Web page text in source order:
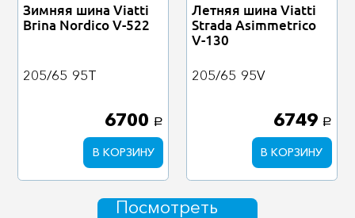
Зимняя шина Viatti
Brina Nordico V-522
205/65 95T
6700 a
В КОРЗИНУ
Летняя шина Viatti
Strada Asimmetrico
V-130
205/65 95V
6749 a
В КОРЗИНУ
Посмотреть